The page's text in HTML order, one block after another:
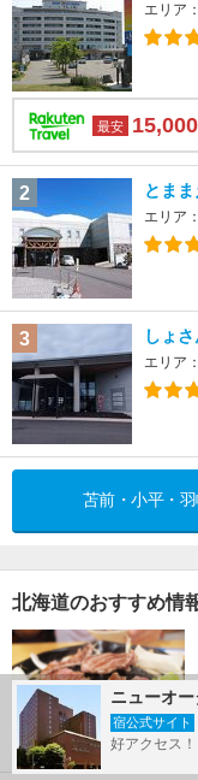
エリア：
最安 15,000
2 とま
エリア：
3 しょ
エリア：
苫前・小平・
北海道のおすすめ情
ニューオ
宿公式サイト
好アクセス！